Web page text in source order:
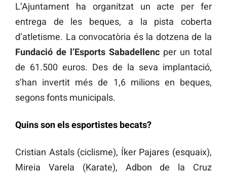
L’Ajuntament ha organitzat un acte per fer
entrega de les beques, a la pista coberta
d’atletisme. La convocatòria és la dotzena de la
Fundació de l’Esports Sabadellenc per un total
de 61.500 euros. Des de la seva implantació,
s’han invertit més de 1,6 milions en beques,
segons fonts municipals.
Quins son els esportistes becats?
Cristian Astals (ciclisme), Íker Pajares (esquaix),
Mireia Varela (Karate), Adbon de la Cruz